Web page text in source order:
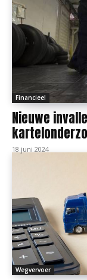
Financieel
Nieuwe
18 juni 2024
Wegvervoer